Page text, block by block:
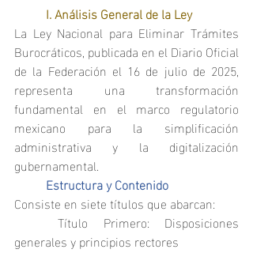
	I. Análisis General de la Ley
La Ley Nacional para Eliminar Trámites
Burocráticos, publicada en el Diario Oficial
de la Federación el 16 de julio de 2025,
representa una transformación
fundamental en el marco regulatorio
mexicano para la simplificación
administrativa y la digitalización
gubernamental.
	Estructura y Contenido
Consiste en siete títulos que abarcan:
	Título Primero: Disposiciones
generales y principios rectores